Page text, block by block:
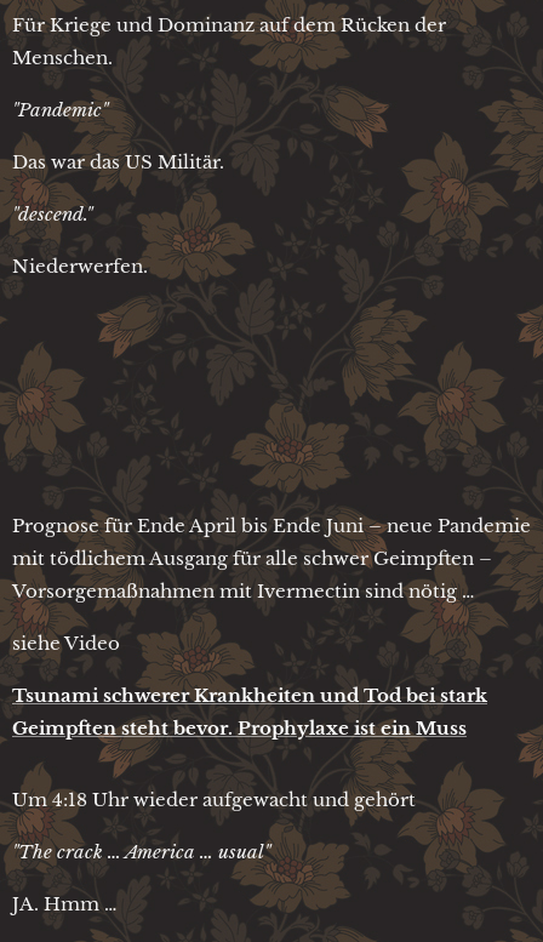
Für Kriege und Dominanz auf dem Rücken der
Menschen.
"Pandemic"
Das war das US Militär.
"descend."
Niederwerfen.
Prognose für Ende April bis Ende Juni – neue Pandemie
mit tödlichem Ausgang für alle schwer Geimpften –
Vorsorgemaßnahmen mit Ivermectin sind nötig …
siehe Video
Tsunami schwerer Krankheiten und Tod bei stark
Geimpften steht bevor. Prophylaxe ist ein Muss
Um 4:18 Uhr wieder aufgewacht und gehört
"The crack … America … usual"
JA. Hmm …